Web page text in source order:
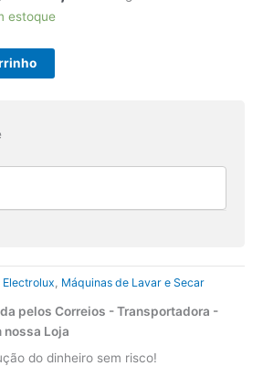
1.300,00.
estoque
Electrolux Máquinas de Lavar e Secar
pelos Correios - Transportadora -
nossa Loja
do dinheiro sem risco!